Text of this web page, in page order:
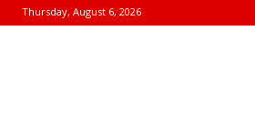
Thursday, August 6, 2026